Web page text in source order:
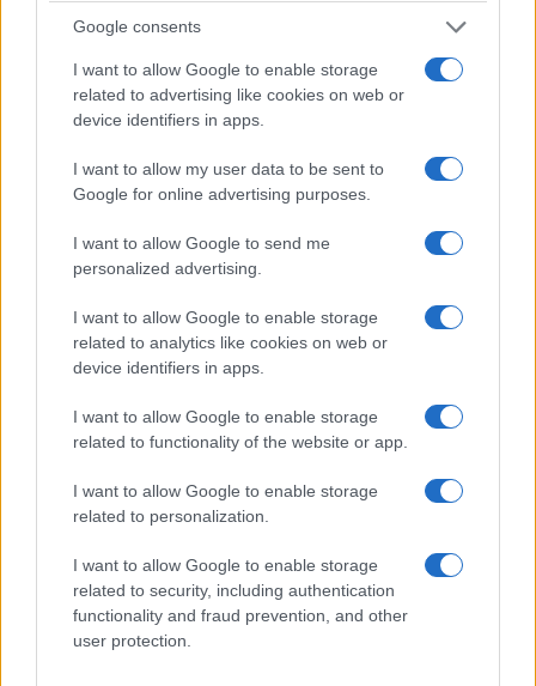
Google consents
I want to allow Google to enable storage
related to advertising like cookies on web or
device identifiers in apps.
I want to allow my user data to be sent to
Google for online advertising purposes.
I want to allow Google to send me
personalized advertising.
I want to allow Google to enable storage
related to analytics like cookies on web or
device identifiers in apps.
I want to allow Google to enable storage
related to functionality of the website or app.
I want to allow Google to enable storage
related to personalization.
I want to allow Google to enable storage
related to security, including authentication
functionality and fraud prevention, and other
user protection.
ΤΕΧΝΟΛΟΓΙΑ & ΕΠΙΣΤΗΜΗ
Ελληνίδα επιστήμονας κέρδισε το Βραβείο
Ευρωπαίου Εφευρέτη 2026 – Η καινοτομία της
άλλαξε τα ροφήματα βρώμης
3/07/2026 - 10:11πμ
ΤΕΧΝΟΛΟΓΙΑ & ΕΠΙΣΤΗΜΗ
Θα μας χτυπήσει αστεροειδής; Ο «γκουρού» της